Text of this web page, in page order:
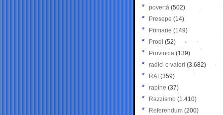
povertà (502)
Presepe (14)
Primarie (149)
Prodi (52)
Provincia (139)
radici e valori (3.682)
RAI (359)
rapine (37)
Razzismo (1.410)
Referendum (200)